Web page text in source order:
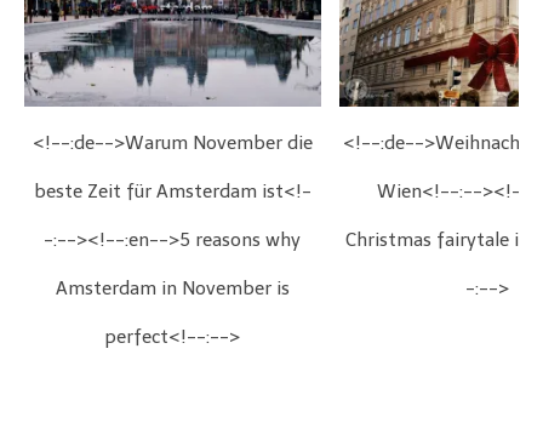
<!--:de-->Warum November die
beste Zeit für Amsterdam ist<!-
-:--><!--:en-->5 reasons why
Amsterdam in November is
perfect<!--:-->
<!--:de--
Wien<!--:--><!--
Christmas fairytale in
-:-->